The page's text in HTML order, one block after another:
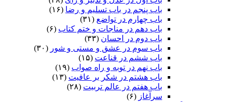
باب پنجم در باب تسلیم و رضا (۱۶)
باب چهارم در تواضع (۳۱)
باب دهم در مناجات و ختم کتاب (۶)
باب دوم در احسان (۳۳)
باب سوم در عشق و مستی و شور (۳۰)
باب ششم در قناعت (۱۵)
باب نهم در توبه و راه صواب (۱۹)
باب هشتم در شکر بر عافیت (۱۳)
باب هفتم در عالم تربیت (۲۸)
سرآغاز (۶)